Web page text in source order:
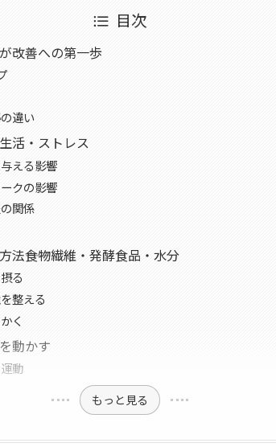
目次
改善への第一歩
違い
活・ストレス
える影響
クの影響
関係
――食物繊維・発酵食品・水分
る
整える
く
動かす
動
もっと見る